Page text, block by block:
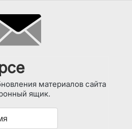
материалов сайта
ящик.